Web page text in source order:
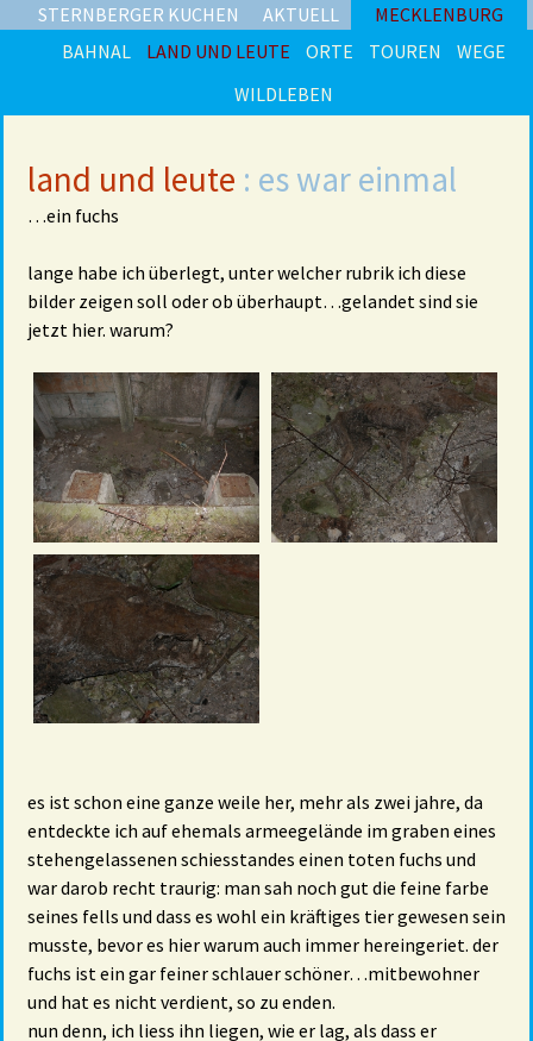
STERNBERGER KUCHEN AKTUELL
MECKLENBURG
BAHNAL
LAND UND LEUTE ORTE TOUREN
WEGE
WILDLEBEN
land und leute : es war einmal
…ein fuchs
lange habe ich überlegt, unter welcher rubrik ich diese
bilder zeigen soll oder ob überhaupt…gelandet sind sie
jetzt hier. warum?
es ist schon eine ganze weile her, mehr als zwei jahre, da
entdeckte ich auf ehemals armeegelände im graben eines
stehengelassenen schiesstandes einen toten fuchs und
war darob recht traurig: man sah noch gut die feine farbe
seines fells und dass es wohl ein kräftiges tier gewesen sein
musste, bevor es hier warum auch immer hereingeriet. der
fuchs ist ein gar feiner schlauer schöner…mitbewohner
und hat es nicht verdient, so zu enden.
nun denn, ich liess ihn liegen, wie er lag, als dass er